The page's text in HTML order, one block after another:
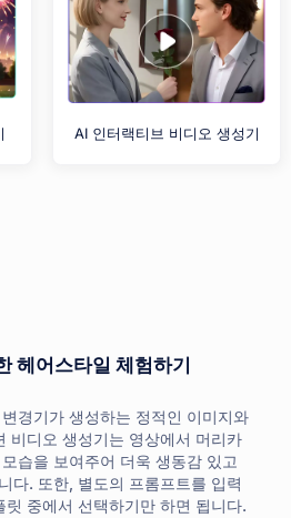
AI 인터랙티브 비디오 생성기
헤어스타일 체험하기
경기가 생성하는 정적인 이미지와
비디오 생성기는 영상에서 머리카
습을 보여주어 더욱 생동감 있고
다. 또한, 별도의 프롬프트를 입력
릿 중에서 선택하기만 하면 됩니다.